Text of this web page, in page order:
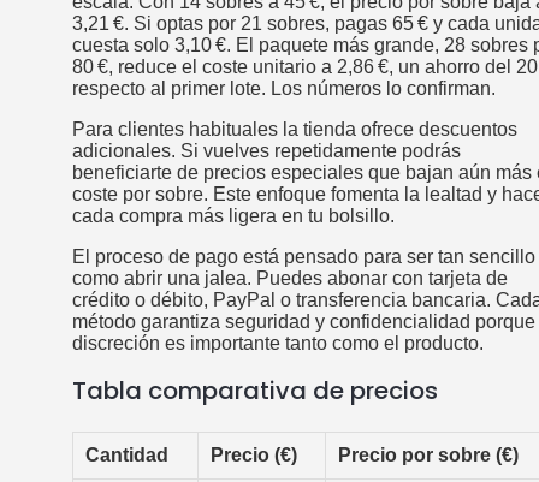
3,21 €. Si optas por 21 sobres, pagas 65 € y cada
cuesta solo 3,10 €. El paquete más grande, 28 sobres
80 €, reduce el coste unitario a 2,86 €, un ahorro del
respecto al primer lote. Los números lo confirman.
Para clientes habituales la tienda ofrece descuentos
adicionales. Si vuelves repetidamente podrás
beneficiarte de precios especiales que bajan aún más
coste por sobre. Este enfoque fomenta la lealtad y
cada compra más ligera en tu bolsillo.
El proceso de pago está pensado para ser tan sencillo
como abrir una jalea. Puedes abonar con tarjeta de
crédito o débito, PayPal o transferencia bancaria.
método garantiza seguridad y confidencialidad porque
discreción es importante tanto como el producto.
Tabla comparativa de precios
Cantidad Precio (€) Precio por sobre (€)